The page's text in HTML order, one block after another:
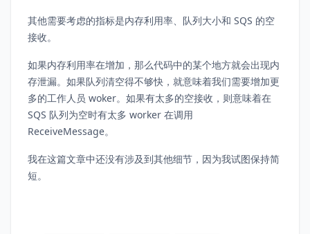
其他需要考虑的指标是内存利用率、队列大小和 SQS 的空
接收。
如果内存利用率在增加，那么代码中的某个地方就会出现内
存泄漏。如果队列清空得不够快，就意味着我们需要增加更
多的工作人员 woker。如果有太多的空接收，则意味着在
SQS 队列为空时有太多 worker 在调用
ReceiveMessage。
我在这篇文章中还没有涉及到其他细节，因为我试图保持简
短。